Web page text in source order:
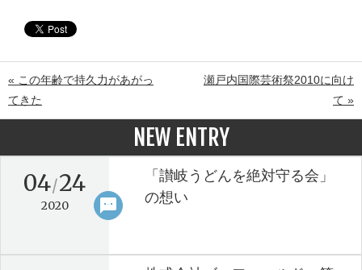
« この年齢で持久力があがっ
てきた
瀬戸内国際芸術祭2010に向け
て »
NEW ENTRY
sms
04/24
2020
「讃岐うどんを絶対守る会」
の想い
keyboard_arrow_right